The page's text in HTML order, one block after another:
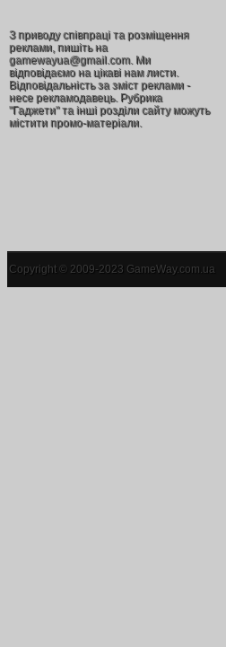
З приводу співпраці та розміщення
реклами, пишіть на
gamewayua@gmail.com. Ми
відповідаємо на цікаві нам листи.
Відповідальність за зміст реклами -
несе рекламодавець. Рубрика
"Гаджети" та інші розділи сайту можуть
містити промо-матеріали.
Copyright © 2009-2023 GameWay.com.ua